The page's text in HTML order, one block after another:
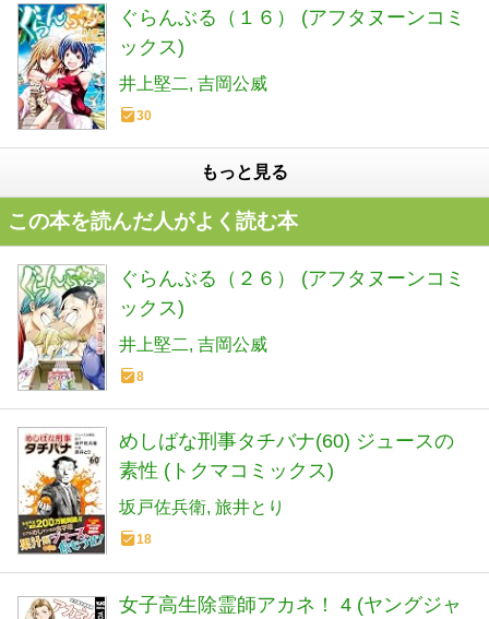
ぐらんぶる（１６） (アフタヌーンコミ
ックス)
井上堅二 吉岡公威
30
もっと見る
この本を読んだ人がよく読む本
ぐらんぶる（２６） (アフタヌーンコミ
ックス)
井上堅二 吉岡公威
8
めしばな刑事タチバナ(60) ジュースの
素性 (トクマコミックス)
坂戸佐兵衛 旅井とり
18
女子高生除霊師アカネ！ 4 (ヤングジャ